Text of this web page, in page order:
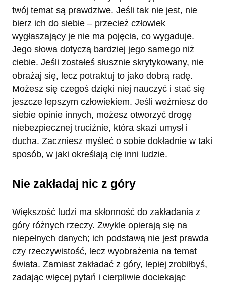
twój temat są prawdziwe. Jeśli tak nie jest, nie
bierz ich do siebie – przecież człowiek
wygłaszający je nie ma pojęcia, co wygaduje.
Jego słowa dotyczą bardziej jego samego niż
ciebie. Jeśli zostałeś słusznie skrytykowany, nie
obrażaj się, lecz potraktuj to jako dobrą radę.
Możesz się czegoś dzięki niej nauczyć i stać się
jeszcze lepszym człowiekiem. Jeśli weźmiesz do
siebie opinie innych, możesz otworzyć drogę
niebezpiecznej truciźnie, która skazi umysł i
ducha. Zaczniesz myśleć o sobie dokładnie w taki
sposób, w jaki określają cię inni ludzie.
Nie zakładaj nic z góry
Większość ludzi ma skłonność do zakładania z
góry różnych rzeczy. Zwykle opierają się na
niepełnych danych; ich podstawą nie jest prawda
czy rzeczywistość, lecz wyobrażenia na temat
świata. Zamiast zakładać z góry, lepiej zrobiłbyś,
zadając więcej pytań i cierpliwie dociekając